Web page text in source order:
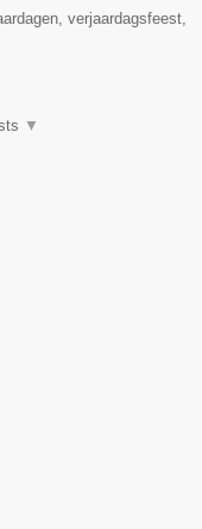
verjaardagsfeest,
▼